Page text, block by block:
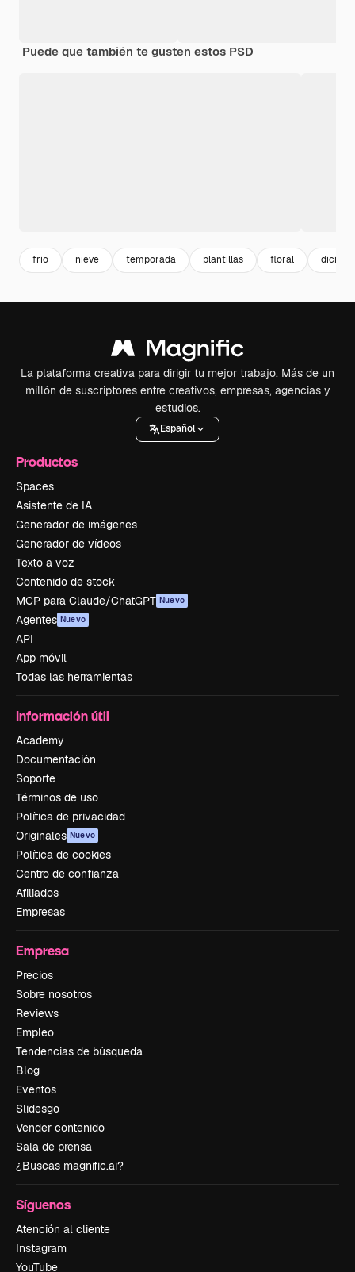
Puede que también te gusten estos PSD
frio nieve temporada plantillas floral
La plataforma creativa para dirigir tu mejor trabajo. Más de un
millón de suscriptores entre creativos, empresas, agencias y
estudios.
Español
Productos
Spaces
Asistente de IA
Generador de imágenes
Generador de vídeos
Texto a voz
Contenido de stock
MCP para Claude/ChatGPT Nuevo
Agentes Nuevo
API
App móvil
Todas las herramientas
Información útil
Academy
Documentación
Soporte
Términos de uso
Política de privacidad
Originales Nuevo
Política de cookies
Centro de confianza
Afiliados
Empresas
Empresa
Precios
Sobre nosotros
Reviews
Empleo
Tendencias de búsqueda
Blog
Eventos
Slidesgo
Vender contenido
Sala de prensa
¿Buscas magnific.ai?
Síguenos
Atención al cliente
Instagram
YouTube